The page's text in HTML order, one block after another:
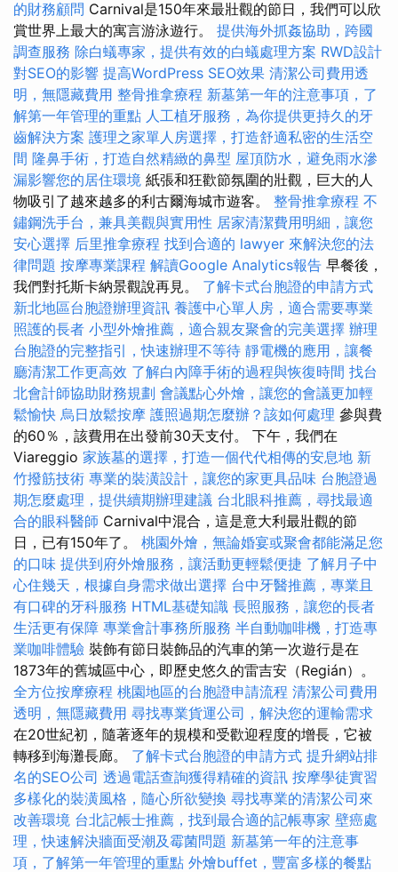
的財務顧問 Carnival是150年來最壯觀的節日，我們可以欣
賞世界上最大的寓言游泳遊行。 提供海外抓姦協助，跨國
調查服務 除白蟻專家，提供有效的白蟻處理方案 RWD設計
對SEO的影響 提高WordPress SEO效果 清潔公司費用透
明，無隱藏費用 整骨推拿療程 新墓第一年的注意事項，了
解第一年管理的重點 人工植牙服務，為你提供更持久的牙
齒解決方案 護理之家單人房選擇，打造舒適私密的生活空
間 隆鼻手術，打造自然精緻的鼻型 屋頂防水，避免雨水滲
漏影響您的居住環境 紙張和狂歡節氛圍的壯觀，巨大的人
物吸引了越來越多的利古爾海城市遊客。 整骨推拿療程 不
鏽鋼洗手台，兼具美觀與實用性 居家清潔費用明細，讓您
安心選擇 后里推拿療程 找到合適的 lawyer 來解決您的法
律問題 按摩專業課程 解讀Google Analytics報告 早餐後，
我們對托斯卡納景觀說再見。 了解卡式台胞證的申請方式
新北地區台胞證辦理資訊 養護中心單人房，適合需要專業
照護的長者 小型外燴推薦，適合親友聚會的完美選擇 辦理
台胞證的完整指引，快速辦理不等待 靜電機的應用，讓餐
廳清潔工作更高效 了解白內障手術的過程與恢復時間 找台
北會計師協助財務規劃 會議點心外燴，讓您的會議更加輕
鬆愉快 烏日放鬆按摩 護照過期怎麼辦？該如何處理 參與費
的60％，該費用在出發前30天支付。 下午，我們在
Viareggio 家族墓的選擇，打造一個代代相傳的安息地 新
竹撥筋技術 專業的裝潢設計，讓您的家更具品味 台胞證過
期怎麼處理，提供續期辦理建議 台北眼科推薦，尋找最適
合的眼科醫師 Carnival中混合，這是意大利最壯觀的節
日，已有150年了。 桃園外燴，無論婚宴或聚會都能滿足您
的口味 提供到府外燴服務，讓活動更輕鬆便捷 了解月子中
心住幾天，根據自身需求做出選擇 台中牙醫推薦，專業且
有口碑的牙科服務 HTML基礎知識 長照服務，讓您的長者
生活更有保障 專業會計事務所服務 半自動咖啡機，打造專
業咖啡體驗 裝飾有節日裝飾品的汽車的第一次遊行是在
1873年的舊城區中心，即歷史悠久的雷吉安（Regián）。
全方位按摩療程 桃園地區的台胞證申請流程 清潔公司費用
透明，無隱藏費用 尋找專業貨運公司，解決您的運輸需求
在20世紀初，隨著逐年的規模和受歡迎程度的增長，它被
轉移到海灘長廊。 了解卡式台胞證的申請方式 提升網站排
名的SEO公司 透過電話查詢獲得精確的資訊 按摩學徒實習
多樣化的裝潢風格，隨心所欲變換 尋找專業的清潔公司來
改善環境 台北記帳士推薦，找到最合適的記帳專家 壁癌處
理，快速解決牆面受潮及霉菌問題 新墓第一年的注意事
項，了解第一年管理的重點 外燴buffet，豐富多樣的餐點